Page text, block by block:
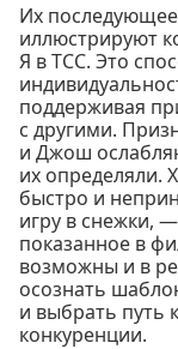
Их
иллюстрируют
Я в ТСС. Это
поддерживая
с другими.
и Джош
их определяли.
быстро и
игру в снежки,
показанное в
возможны и в
осознать
и выбрать путь
конкуренции.